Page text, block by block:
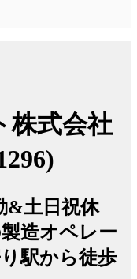
株式会社
&土日祝休
造オペレー
駅から徒歩